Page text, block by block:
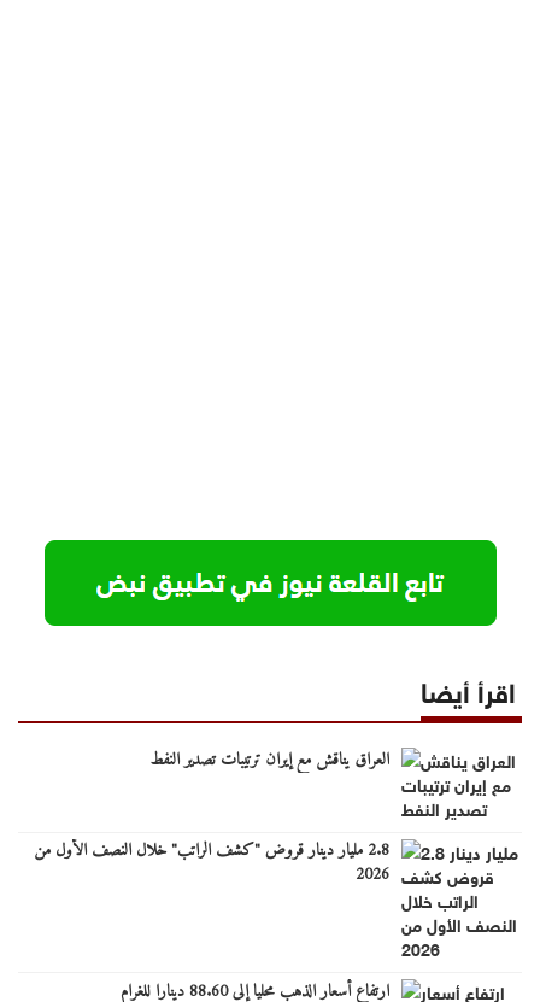
اقرأ أيضا
العراق يناقش مع إيران ترتيبات تصدير النفط
2.8 مليار دينار قروض "كشف الراتب" خلال النصف الأول من
2026
ارتفاع أسعار الذهب محليا إلى 88.60 دينارا للغرام